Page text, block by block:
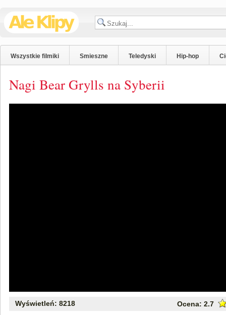
Wszystkie filmiki Smieszne Teledyski Hip-hop
Nagi Bear Grylls na Syberii
Wyświetleń: 8218 Ocena: 2.7